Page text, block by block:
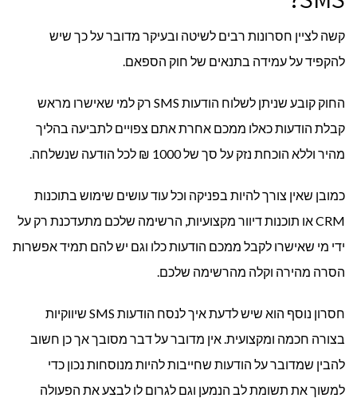
קשה לציין חסרונות רבים לשיטה ובעיקר מדובר על כך שיש
להקפיד על עמידה בתנאים של חוק הספאם.
החוק קובע שניתן לשלוח הודעות SMS רק למי שאישרו מראש
קבלת הודעות כאלו ממכם אחרת אתם צפויים לתביעה בהליך
מהיר וללא הוכחת נזק על סך של 1000 ₪ לכל הודעה שנשלחה.
כמובן שאין צורך להיות בפניקה וכל עוד עושים שימוש בתוכנות
CRM או תוכנות דיוור מקצועיות, הרשימה שלכם מתעדכנת רק על
ידי מי שאישרו לקבל ממכם הודעות כלו וגם יש להם תמיד אפשרות
הסרה מהירה וקלה מהרשימה שלכם.
חסרון נוסף הוא שיש לדעת איך לנסח הודעות SMS שיווקיות
בצורה חכמה ומקצועית. אין מדובר על דבר מסובך אך כן חשוב
להבין שמדובר על הודעות שחייבות להיות מנוסחות נכון כדי
למשוך את תשומת לב הנמען וגם לגרום לו לבצע את הפעולה